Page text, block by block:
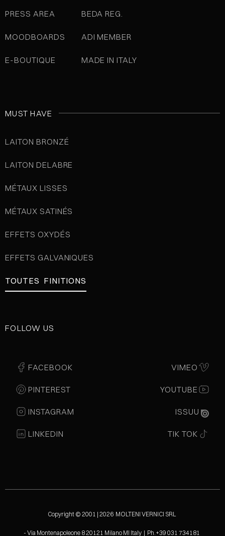
PRESS AREA
MOODBOARDS
E-BOUTIQUE
BEDA REG.
ADI MEMBER
MADE IN ITALY
MUST HAVE
LAITON BRONZÉ
LAITON DELABRE
MÉTAUX LISSES
MÉTAUX SATINÉS
EFFETS OXYDÉS
EFFETS GALVANIQUES
TOUTES FINITIONS
FOLLOW US
FACEBOOK
PINTEREST
INSTAGRAM
LINKEDIN
VIMEO
YOUTUBE
ISSUU
TIK TOK
Copyright © 2001 | 2026 MOLTENI VERNICI SRL
- Via Montenapoleone 8 20121 Milano MI Italy | Ph.+39 031 734181